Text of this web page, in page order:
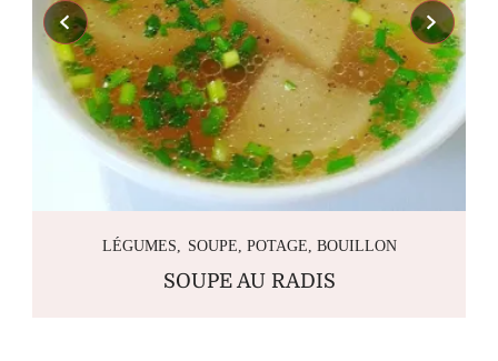
LÉGUMES SOUPE, POTAGE, BOUILLON
SOUPE AU RADIS